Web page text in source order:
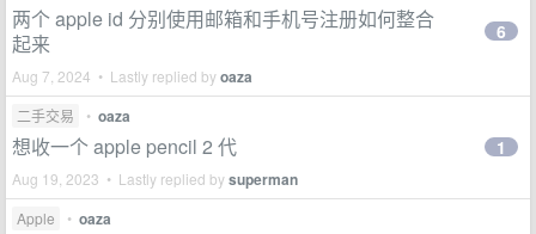
两个 apple id 分别使用邮箱和手机号注册如何整合
起来
Aug 7, 2024 • Lastly replied byoaza
6
二手交易 • oaza
想收一个 apple pencil 2 代
Aug 19, 2023 • Lastly replied bysuperman
1
Apple • oaza